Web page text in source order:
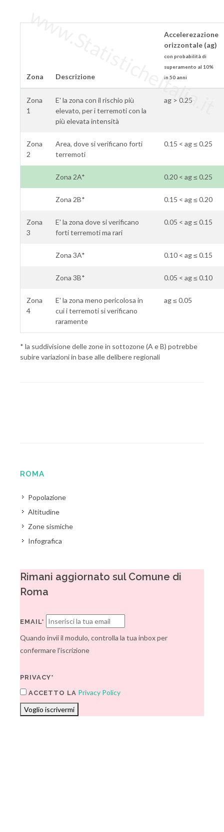
Zona Descrizione
Accelerezazione
orizzontale (ag)
con probabilità di
superamento al 10%
in 50 anni
Zona
1
E' la zona con il rischio più
elevato, per i terremoti con la
più elevata intensità
ag > 0.25
Zona
2
Area, dove si verificano forti
terremoti
0.15 < ag ≤ 0.25
Zona 2A* 0.20 < ag ≤ 0.25
Zona 2B* 0.15 < ag ≤ 0.20
Zona
3
E' la zona dove si verificano
forti terremoti ma rari
0.05 < ag ≤ 0.15
Zona 3A* 0.10 < ag ≤ 0.15
Zona 3B* 0.05 < ag ≤ 0.10
Zona
4
E' la zona meno pericolosa in
cui i terremoti si verificano
raramente
ag ≤ 0.05
www.StatisticheItalia.it
* la suddivisione delle zone in sottozone (A e B) potrebbe
subire variazioni in base alle delibere regionali
ROMA
Popolazione
Altitudine
Zone sismiche
Infografica
Rimani aggiornato sul Comune di
Roma
EMAIL*
Quando invii il modulo, controlla la tua inbox per
confermare l'iscrizione
PRIVACY*
ACCETTO LA Privacy Policy
Voglio iscrivermi